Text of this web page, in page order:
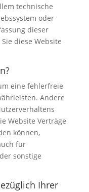
technische
oder
dieser
diese Website
eine fehlerfreie
Andere
Website Verträge
können,
für
sonstige
Ihrer